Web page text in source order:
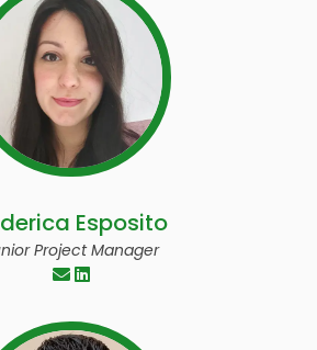
Esposito
Project Manager